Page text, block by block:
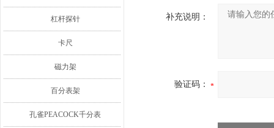
杠杆探针
卡尺
磁力架
百分表架
孔雀PEACOCK千分表
补充说明：
验证码：